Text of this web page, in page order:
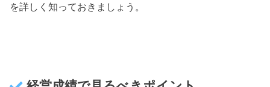
を詳しく知っておきましょう。